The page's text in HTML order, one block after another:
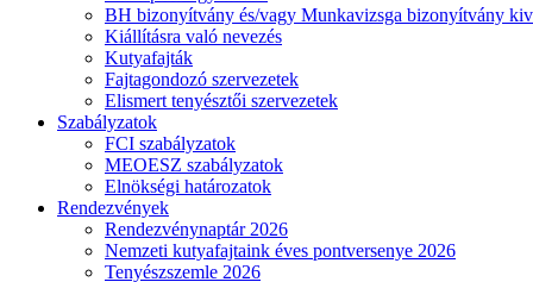
BH bizonyítvány és/vagy Munkavizsga bizonyítvány
Kiállításra való nevezés
Kutyafajták
Fajtagondozó szervezetek
Elismert tenyésztői szervezetek
Szabályzatok
FCI szabályzatok
MEOESZ szabályzatok
Elnökségi határozatok
Rendezvények
Rendezvénynaptár 2026
Nemzeti kutyafajtaink éves pontversenye 2026
Tenyészszemle 2026